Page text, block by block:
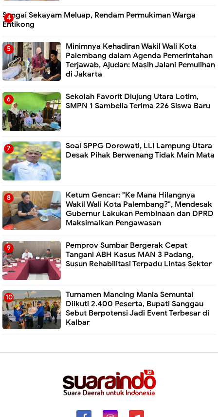
Sungai Sekayam Meluap, Rendam Permukiman Warga
Entikong
Minimnya Kehadiran Wakil Wali Kota
Palembang dalam Agenda Pemerintahan
Terjawab, Ajudan: Masih Jalani Pemulihan
di Jakarta
Sekolah Favorit Diujung Utara Lotim,
SMPN 1 Sambelia Terima 226 Siswa Baru ‎
Soal SPPG Dorowati, LLI Lampung Utara
Desak Pihak Berwenang Tidak Main Mata
Ketum Gencar: "Ke Mana Hilangnya
Wakil Wali Kota Palembang?", Mendesak
Gubernur Lakukan Pembinaan dan DPRD
Maksimalkan Pengawasan
Pemprov Sumbar Bergerak Cepat
Tangani ABH Kasus MAN 3 Padang,
Susun Rehabilitasi Terpadu Lintas Sektor
Turnamen Mancing Mania Semuntai
Diikuti 2.400 Peserta, Bupati Sanggau
Sebut Berpotensi Jadi Event Terbesar di
Kalbar